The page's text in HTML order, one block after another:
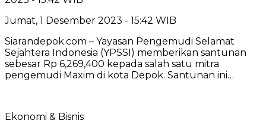
Jumat, 1 Desember 2023 - 15:42 WIB
Siarandepok.com – Yayasan Pengemudi Selamat
Sejahtera Indonesia (YPSSI) memberikan santunan
sebesar Rp 6,269,400 kepada salah satu mitra
pengemudi Maxim di kota Depok. Santunan ini…
Ekonomi & Bisnis